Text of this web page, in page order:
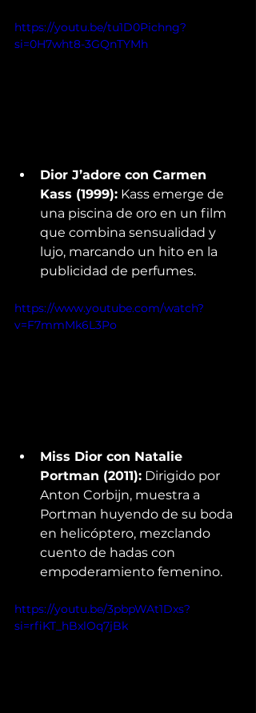
https://youtu.be/tu1D0Pichng?
si=0H7wht8-3GQnTYMh
Dior J’adore con Carmen
Kass (1999): Kass emerge de
una piscina de oro en un film
que combina sensualidad y
lujo, marcando un hito en la
publicidad de perfumes.
https://www.youtube.com/watch?
v=F7mmMk6L3Po
Miss Dior con Natalie
Portman (2011): Dirigido por
Anton Corbijn, muestra a
Portman huyendo de su boda
en helicóptero, mezclando
cuento de hadas con
empoderamiento femenino.
https://youtu.be/3pbpWAt1Dxs?
si=rfiKT_hBxlOq7jBk